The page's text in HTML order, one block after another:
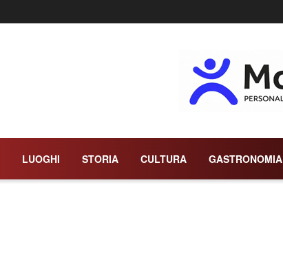
LUOGHI STORIA CULTURA GASTRONOMIA